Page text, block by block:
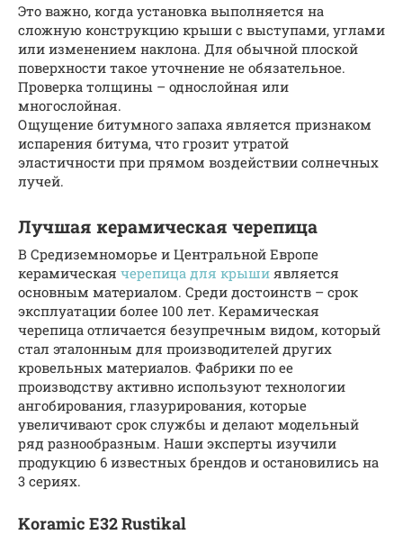
Это важно, когда установка выполняется на
сложную конструкцию крыши с выступами, углами
или изменением наклона. Для обычной плоской
поверхности такое уточнение не обязательное.
Проверка толщины – однослойная или
многослойная.
Ощущение битумного запаха является признаком
испарения битума, что грозит утратой
эластичности при прямом воздействии солнечных
лучей.
Лучшая керамическая черепица
В Средиземноморье и Центральной Европе
керамическая черепица для крыши является
основным материалом. Среди достоинств – срок
эксплуатации более 100 лет. Керамическая
черепица отличается безупречным видом, который
стал эталонным для производителей других
кровельных материалов. Фабрики по ее
производству активно используют технологии
ангобирования, глазурирования, которые
увеличивают срок службы и делают модельный
ряд разнообразным. Наши эксперты изучили
продукцию 6 известных брендов и остановились на
3 сериях.
Koramic E32 Rustikal